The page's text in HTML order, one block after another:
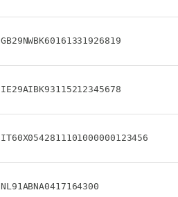
GB29NWBK60161331926819
IE29AIBK93115212345678
IT60X0542811101000000123456
NL91ABNA0417164300